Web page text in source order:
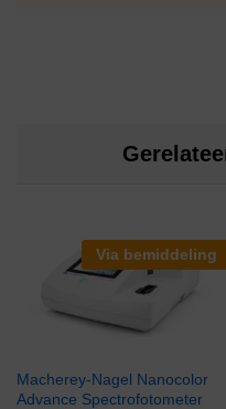
Via bemiddeling
Macherey-Nagel Nanocolor
Advance Spectrofotometer